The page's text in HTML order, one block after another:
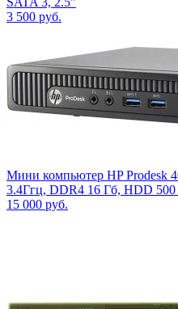
3 500 руб.
Мини компьютер HP Prodesk
3.4Ггц, DDR4 16 Гб, HDD 500
15 000 руб.